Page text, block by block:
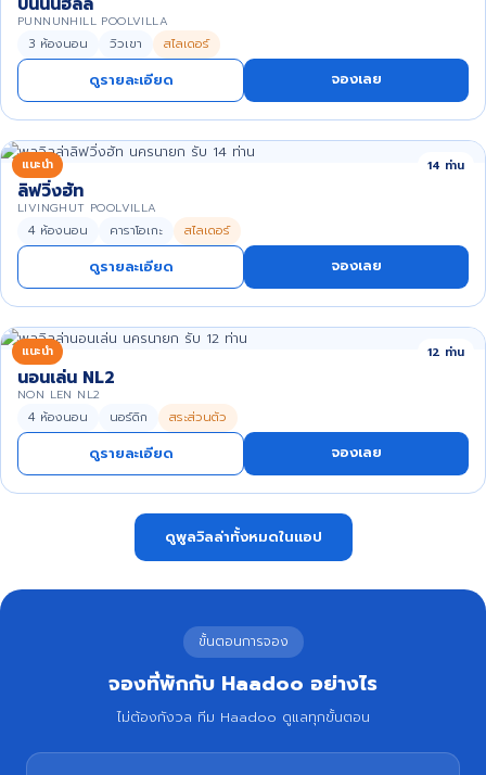
PUNNUNHILL POOLVILLA
3 ห้องนอน วิวเขา สไลเดอร์
ดูรายละเอียด จองเลย
แนะนำ 14 ท่าน
ลิฟวิ่งฮัท
LIVINGHUT POOLVILLA
4 ห้องนอน คาราโอเกะ สไลเดอร์
ดูรายละเอียด จองเลย
แนะนำ 12 ท่าน
นอนเล่น NL2
NON LEN NL2
4 ห้องนอน นอร์ดิก สระส่วนตัว
ดูรายละเอียด จองเลย
ดูพูลวิลล่าทั้งหมดในแอป
ขั้นตอนการจอง
จองที่พักกับ Haadoo อย่างไร
ไม่ต้องกังวล ทีม Haadoo ดูแลทุกขั้นตอน